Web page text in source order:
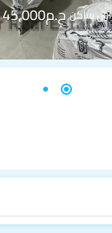
اول ساكنج.م45,000